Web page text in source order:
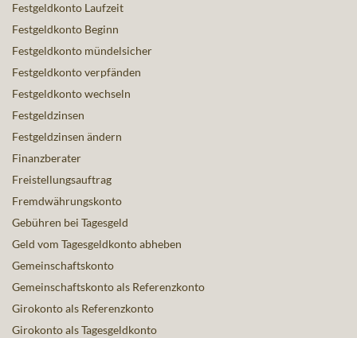
Festgeldkonto Laufzeit
Festgeldkonto Beginn
Festgeldkonto mündelsicher
Festgeldkonto verpfänden
Festgeldkonto wechseln
Festgeldzinsen
Festgeldzinsen ändern
Finanzberater
Freistellungsauftrag
Fremdwährungskonto
Gebühren bei Tagesgeld
Geld vom Tagesgeldkonto abheben
Gemeinschaftskonto
Gemeinschaftskonto als Referenzkonto
Girokonto als Referenzkonto
Girokonto als Tagesgeldkonto